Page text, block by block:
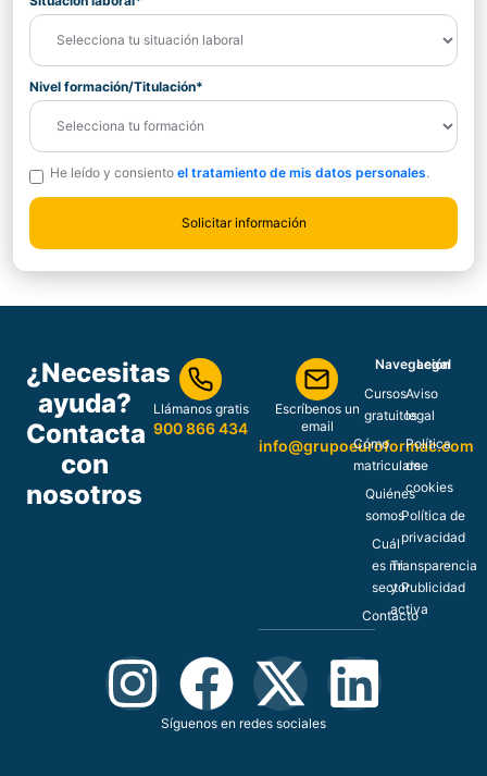
Nivel formación/Titulación*
He leído y consiento el tratamiento de mis datos personales.
¿Necesitas
ayuda?
Contacta
con
nosotros
Llámanos gratis
900 866 434
Escríbenos un
email
info@grupoeuroformac.com
Navegación
Cursos
gratuitos
Cómo
matricularse
Quiénes
somos
Cuál
es mi
sector
Contacto
Legal
Aviso
legal
Política
de
cookies
Política de
privacidad
Transparencia
y Publicidad
activa
Síguenos en redes sociales